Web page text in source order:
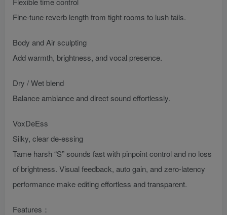
Fine-tune reverb length from tight rooms to lush tails.
Body and Air sculpting
Add warmth, brightness, and vocal presence.
Dry / Wet blend
Balance ambiance and direct sound effortlessly.
VoxDeEss
Silky, clear de-essing
Tame harsh “S” sounds fast with pinpoint control and no loss
of brightness. Visual feedback, auto gain, and zero-latency
performance make editing effortless and transparent.
Features：